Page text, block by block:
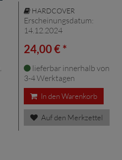
HARDCOVER
Erscheinungsdatum:
14.12.2024
24,00 € *
lieferbar innerhalb von
3-4 Werktagen
In den Warenkorb
Auf den Merkzettel